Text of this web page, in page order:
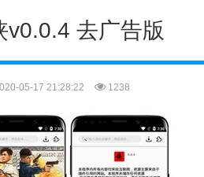
去广告版
05-17 21:28:22 1238